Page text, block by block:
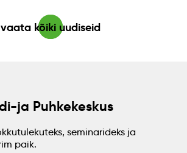
vaata kõiki uudiseid
ja Puhkekeskus
seminarideks ja
paik.